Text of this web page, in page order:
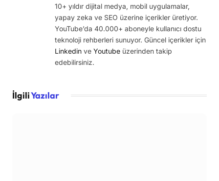
10+ yıldır dijital medya, mobil uygulamalar,
yapay zeka ve SEO üzerine içerikler üretiyor.
YouTube’da 40.000+ aboneyle kullanıcı dostu
teknoloji rehberleri sunuyor. Güncel içerikler için
Linkedin ve Youtube üzerinden takip
edebilirsiniz.
İlgiliYazılar